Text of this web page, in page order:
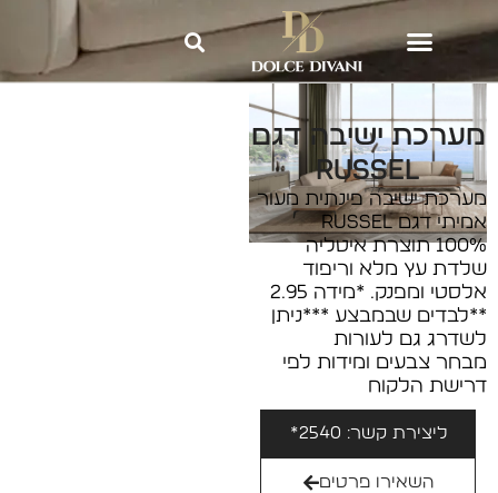
מערכות ישיבה
מערכת ישיבה דגם
RUSSEL
מערכת ישיבה פינתית מעור
אמיתי דגם RUSSEL
100% תוצרת איטליה
שלדת עץ מלא וריפוד
אלסטי ומפנק. *מידה 2.95
**לבדים שבמבצע ***ניתן
לשדרג גם לעורות
מבחר צבעים ומידות לפי
דרישת הלקוח
ליצירת קשר: 2540*
השאירו פרטים